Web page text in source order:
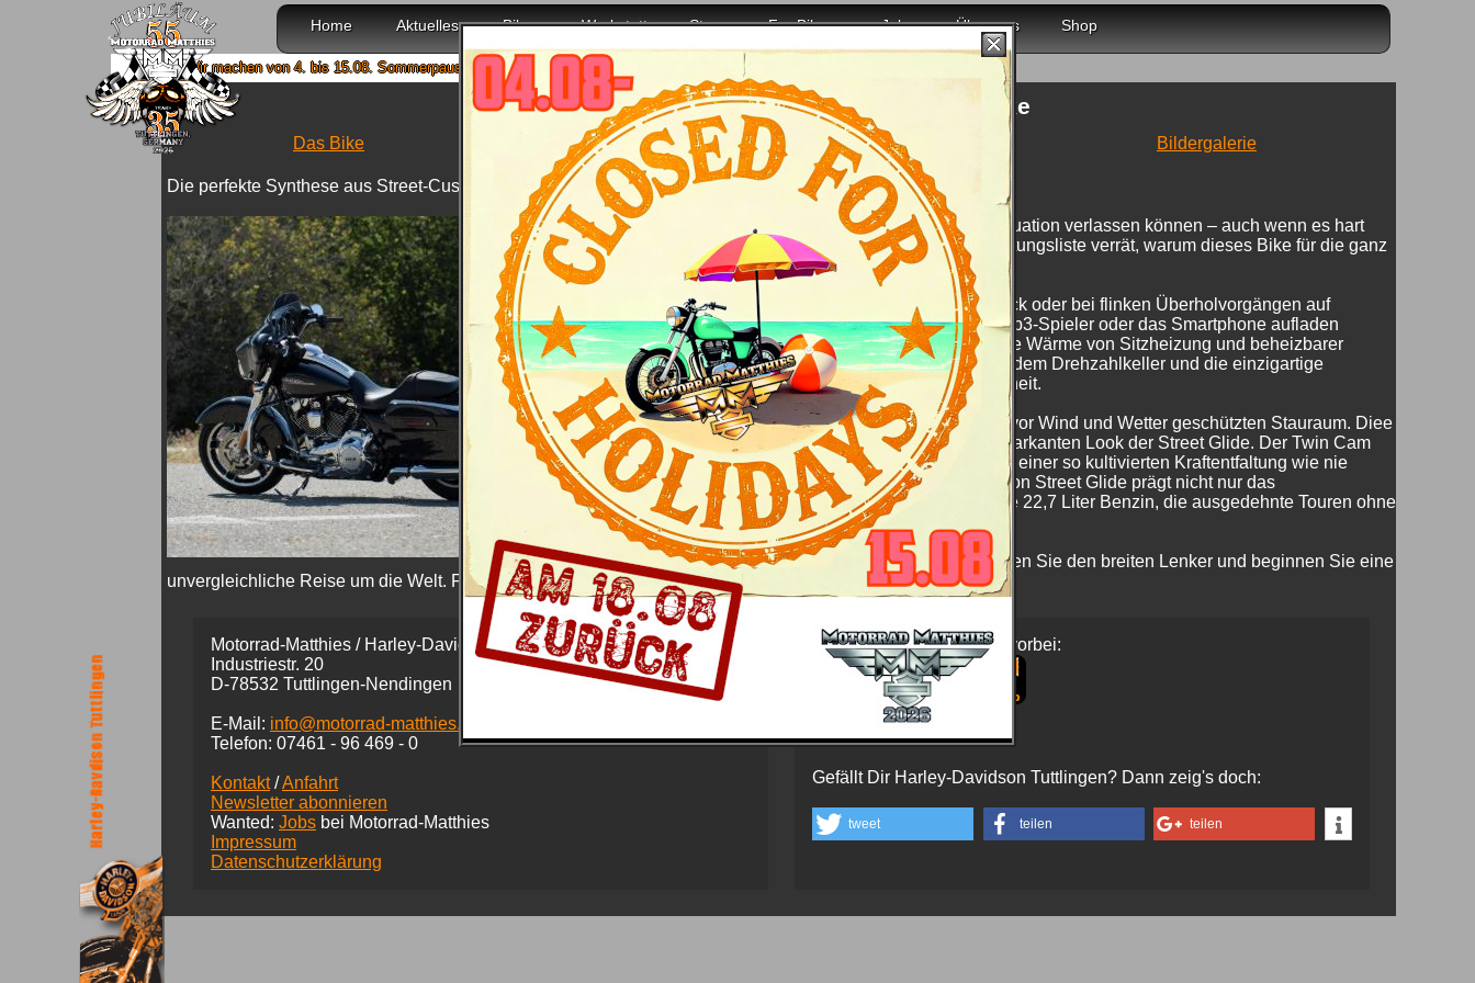
Home Aktuelles Bikes Werkstatt Store For Bikers Jobs Über uns Shop
Wir machen von 4. bis 15.08. Sommerpause und sind ab 18.08. wieder mit voller Power für Euch da!
Harley-Davidson Street Glide 2013 - das Bike
Das Bike Daten Farben und Preise Bildergalerie
Die perfekte Synthese aus Street-Custom-Design und Langstreckenkomfort.
Sie wollen eine Maschine, auf die Sie sich in jeder Situation verlassen können – auch wenn es hart
zugeht? Schon ein kurzer Blick auf Daten und Ausstattungsliste verrät, warum dieses Bike für die ganz
lange Tour geradezu prädestiniert ist.
Ob bei Urlaubsfahrten zu Zweit und mit großem Gepäck oder bei flinken Überholvorgängen auf
verwinkelten Landstraßen. Ob Sie einfach nur Ihren mp3-Spieler oder das Smartphone aufladen
möchten oder an kristallklaren Wintertagen die wohlige Wärme von Sitzheizung und beheizbarer
Kleidung genießen wollen. Sie wollen den Druck aus dem Drehzahlkeller und die einzigartige
Laufkultur. Die Street Glide bietet Ihnen diese Gewissheit.
Die Koffer mit oben öffnenden Deckeln bieten perfekt vor Wind und Wetter geschützten Stauraum. Diee
niedrigere, getönte Windschutzscheibe ergänzt den markanten Look der Street Glide. Der Twin Cam
103™ glänzt dank der gewichtsoptimierten Kolben mit einer so kultivierten Kraftentfaltung wie nie
zuvor. Der klassisch geformte Tank der Harley-Davidson Street Glide prägt nicht nur das
Erscheinungsbild des Bikes, sondern fasst auch stolze 22,7 Liter Benzin, die ausgedehnte Touren ohne
Tankstopp ermöglichen.
Setzen Sie die Füße auf die großen Trittbretter, ergreifen Sie den breiten Lenker und beginnen Sie eine
unvergleichliche Reise um die Welt. Für ein ganzes Leben.
Motorrad-Matthies / Harley-Davidson Tuttlingen
Industriestr. 20
D-78532 Tuttlingen-Nendingen
E-Mail: info@motorrad-matthies.com
Telefon: 07461 - 96 469 - 0
Kontakt/Anfahrt
Newsletter abonnieren
Wanted: Jobs bei Motorrad-Matthies
Impressum
Datenschutzerklärung
Schau' auch hier bei uns vorbei:
Gefällt Dir Harley-Davidson Tuttlingen? Dann zeig's doch:
tweet teilen teilen